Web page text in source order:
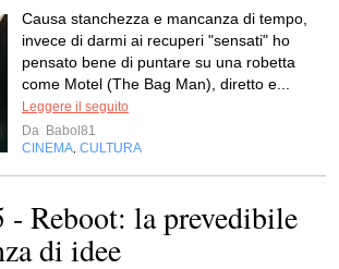
Causa stanchezza e mancanza di tempo,
invece di darmi ai recuperi "sensati" ho
pensato bene di puntare su una robetta
come Motel (The Bag Man), diretto e...
Leggere il seguito
Da Babol81
CINEMA CULTURA
Reboot: la prevedibile
di idee